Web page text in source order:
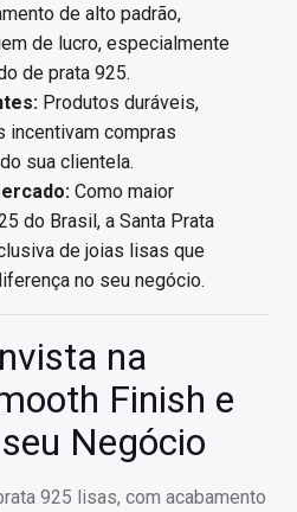
de alto padrão,
de lucro, especialmente
de prata 925.
Produtos duráveis,
incentivam compras
sua clientela.
Como maior
do Brasil, a Santa Prata
de joias lisas que
no seu negócio.
na
Finish e
Negócio
925 lisas, com acabamento